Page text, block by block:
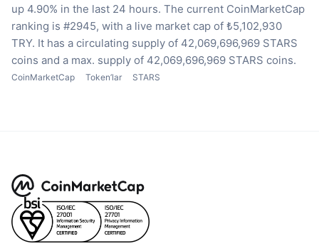
up 4.90% in the last 24 hours. The current CoinMarketCap
ranking is #2945, with a live market cap of ₺5,102,930
TRY. It has a circulating supply of 42,069,696,969 STARS
coins and a max. supply of 42,069,696,969 STARS coins.
CoinMarketCap Token’lar STARS